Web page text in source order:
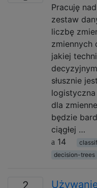
Pracuję
zestaw
liczbę
zmiennych
jakiej
słusznie
dla
będzie
ciągłej …
14
decision-trees
2